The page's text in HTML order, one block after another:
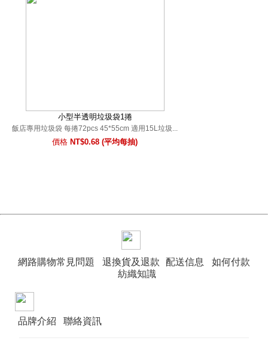
小型半透明垃圾袋1捲
飯店專用垃圾袋 每捲72pcs 45*55cm 適用15L垃圾...
價格 NT$0.68 (平均每抽)
網路購物常見問題 退換貨及退款 配送信息
如何付款
紡織知識
品牌介紹 聯絡資訊